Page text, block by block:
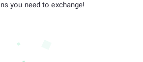
you need to exchange!